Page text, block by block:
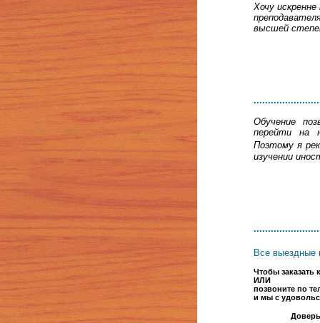
Хочу
высшей
Обучение
перейти на
Поэтому я
изучении
Все выездные
Чтобы заказать
ИЛИ
позвоните по
и мы с